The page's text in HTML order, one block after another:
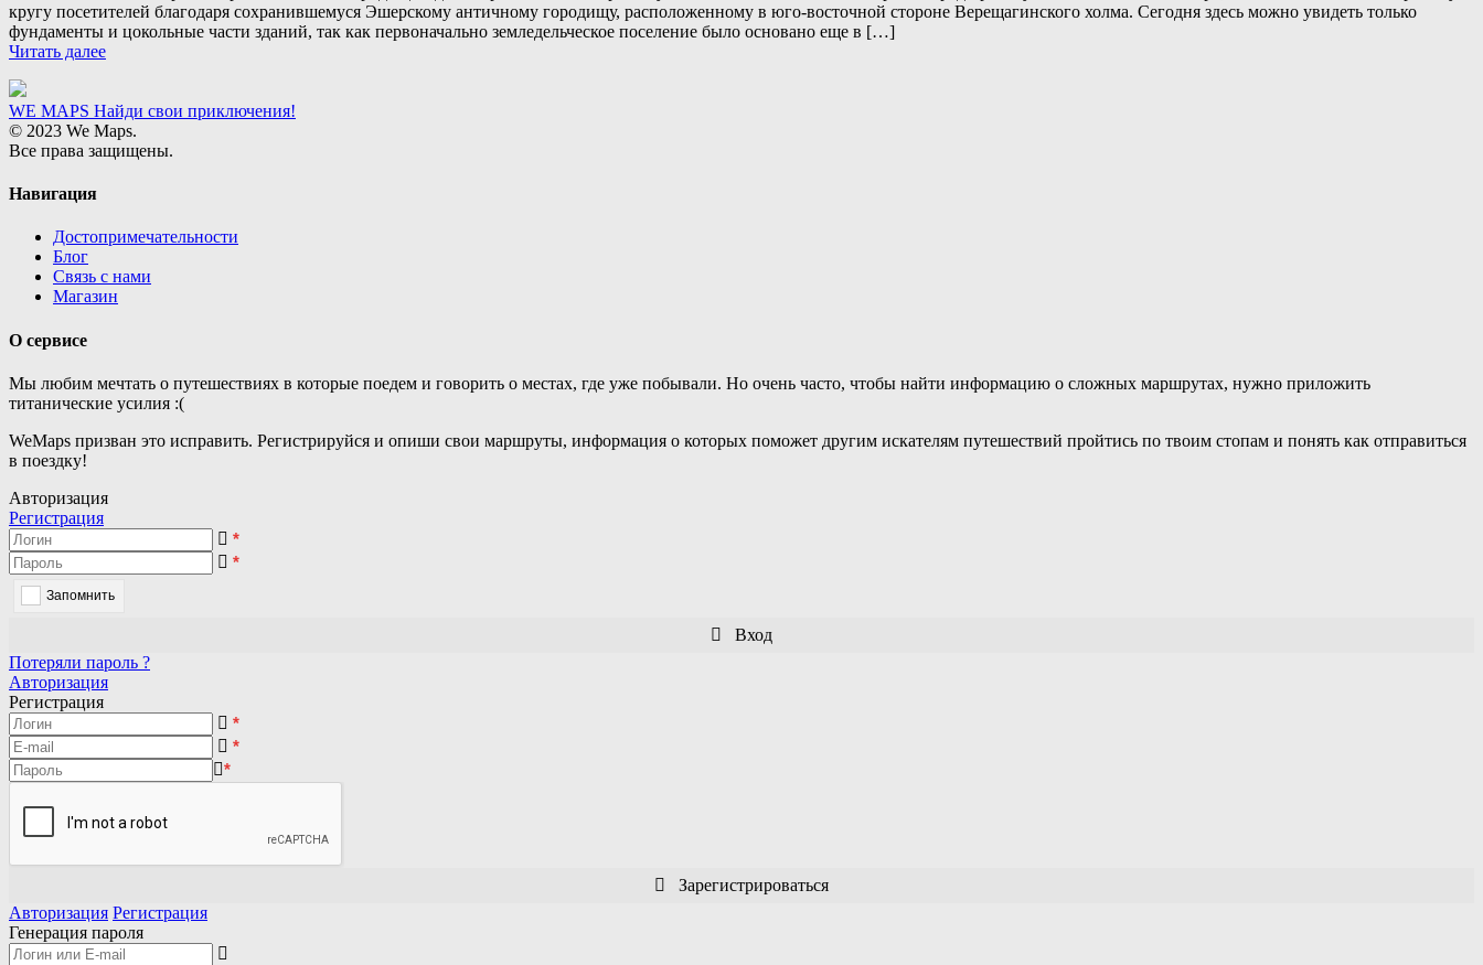
кругу посетителей благодаря сохранившемуся Эшерскому античному городищу, расположенному в юго-восточной стороне Верещагинского холма. Сегодня здесь можно увидеть только
фундаменты и цокольные части зданий, так как первоначально земледельческое поселение было основано еще в […]
Читать далее
WE MAPS Найди свои приключения!
© 2023 We Maps.
Все права защищены.
Навигация
Достопримечательности
Блог
Связь с нами
Магазин
О сервисе
Мы любим мечтать о путешествиях в которые поедем и говорить о местах, где уже побывали. Но очень часто, чтобы найти информацию о сложных маршрутах, нужно приложить
титанические усилия :(
WeMaps призван это исправить. Регистрируйся и опиши свои маршруты, информация о которых поможет другим искателям путешествий пройтись по твоим стопам и понять как отправиться
в поездку!
Авторизация
Регистрация
*
*
Запомнить
Вход
Потеряли пароль ?
Авторизация
Регистрация
*
*
*
Зарегистрироваться
Авторизация Регистрация
Генерация пароля